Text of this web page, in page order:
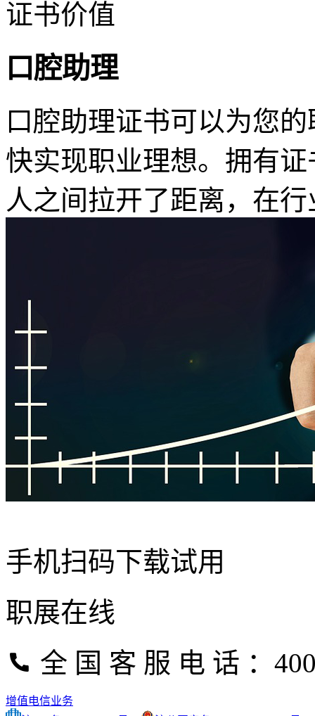
证书价值
口腔助理
口腔助理证书可以为您
快实现职业理想。拥有
人之间拉开了距离，在
手机扫码下载试用
职展在线
全 国 客 服 电 话 ：
增值电信业务